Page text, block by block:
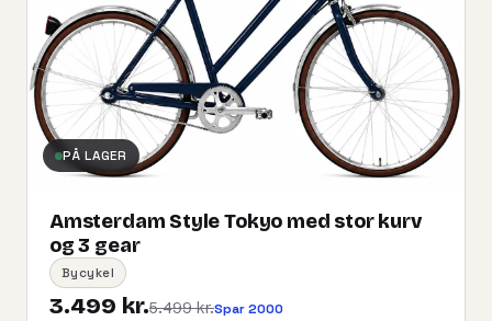
PÅ LAGER
Amsterdam Style Tokyo med stor kurv
og 3 gear
Bycykel
3.499 kr.5.499 kr.Spar 2000